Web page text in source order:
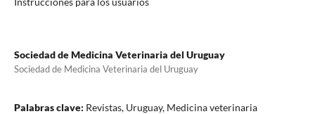
Sociedad de Medicina Veterinaria del Uruguay
Sociedad de Medicina Veterinaria del Uruguay
Palabras clave: Revistas, Uruguay, Medicina veterinaria